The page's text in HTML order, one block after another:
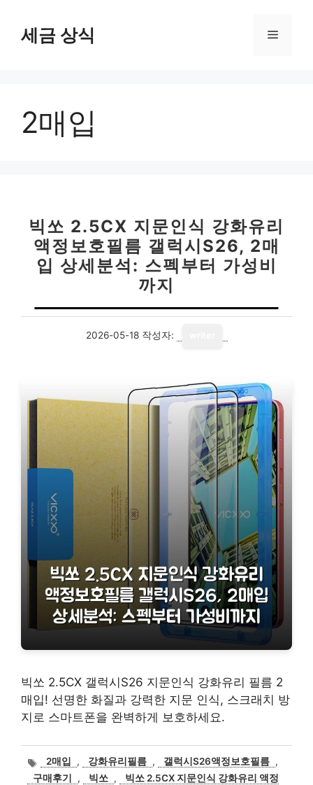
세금 상식 메
2매입
빅쏘 2.5CX 지문인식 강화유리
액정보호필름 갤럭시S26, 2매
입 상세분석: 스펙부터 가성비
까지
2026-05-18 작성자:
빅쏘 2.5CX 갤럭시S26 지문인식 강화유리 필름 2
매입! 선명한 화질과 강력한 지문 인식, 스크래치 방
지로 스마트폰을 완벽하게 보호하세요.
태
그
2매입 , 강화유리필름 , 갤럭시S26액정보호필름 ,
구매후기
, 빅쏘 ,
빅쏘 2.5CX 지문인식 강화유리 액정